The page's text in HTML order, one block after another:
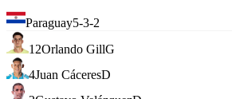
Paraguay5-3-2
12Orlando GillG
4Juan CáceresD